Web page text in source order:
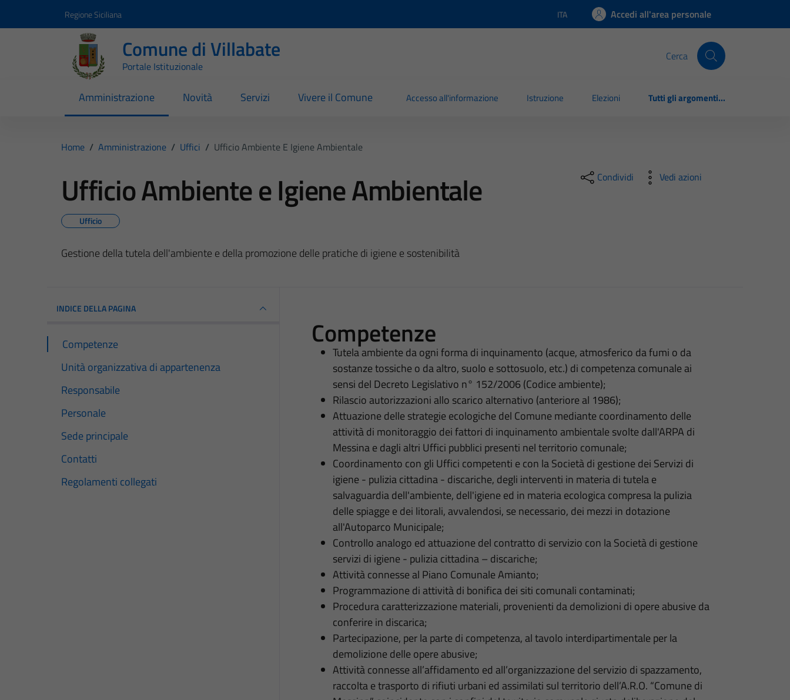
Regione Siciliana Lingua attiva:
ITA Accedi all'area personale
Comune di Villabate
Portale Istituzionale
Cerca
Amministrazione Novità Servizi Vivere il Comune Accesso all'informazione Istruzione Elezioni Tutti gli argomenti...
Home / Amministrazione / Uffici / Ufficio Ambiente E Igiene Ambientale
Ufficio Ambiente e Igiene Ambientale
Ufficio
Gestione della tutela dell'ambiente e della promozione delle pratiche di igiene e sostenibilità
Condividi Vedi azioni
INDICE DELLA PAGINA
Competenze
Unità organizzativa di appartenenza
Responsabile
Personale
Sede principale
Contatti
Regolamenti collegati
Competenze
Tutela ambiente da ogni forma di inquinamento (acque, atmosferico da fumi o da
sostanze tossiche o da altro, suolo e sottosuolo, etc.) di competenza comunale ai
sensi del Decreto Legislativo n° 152/2006 (Codice ambiente);
Rilascio autorizzazioni allo scarico alternativo (anteriore al 1986);
Attuazione delle strategie ecologiche del Comune mediante coordinamento delle
attività di monitoraggio dei fattori di inquinamento ambientale svolte dall'ARPA di
Messina e dagli altri Uffici pubblici presenti nel territorio comunale;
Coordinamento con gli Uffici competenti e con la Società di gestione dei Servizi di
igiene - pulizia cittadina - discariche, degli interventi in materia di tutela e
salvaguardia dell'ambiente, dell'igiene ed in materia ecologica compresa la pulizia
delle spiagge e dei litorali, avvalendosi, se necessario, dei mezzi in dotazione
all'Autoparco Municipale;
Controllo analogo ed attuazione del contratto di servizio con la Società di gestione
servizi di igiene - pulizia cittadina – discariche;
Attività connesse al Piano Comunale Amianto;
Programmazione di attività di bonifica dei siti comunali contaminati;
Procedura caratterizzazione materiali, provenienti da demolizioni di opere abusive da
conferire in discarica;
Partecipazione, per la parte di competenza, al tavolo interdipartimentale per la
demolizione delle opere abusive;
Attività connesse all’affidamento ed all’organizzazione del servizio di spazzamento,
raccolta e trasporto di rifiuti urbani ed assimilati sul territorio dell’A.R.O. “Comune di